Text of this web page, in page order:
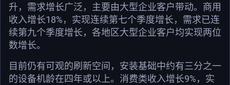
升，需求增长广泛，主要由大型企业客户带动。商用
收入增长18%，实现连续第七个季度增长，需求已连
续第九个季度增长，各地区大型企业客户均实现两位
数增长。
目前仍有可观的刷新空间，安装基础中约有三分之一
的设备机龄在四年或以上。消费类收入增长9%，实